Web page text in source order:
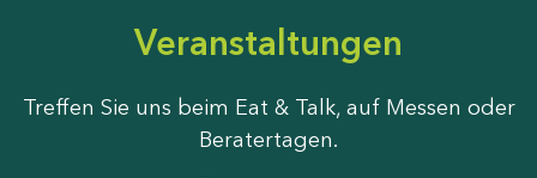
Veranstaltungen
Treffen Sie uns beim Eat & Talk, auf Messen oder
Beratertagen.